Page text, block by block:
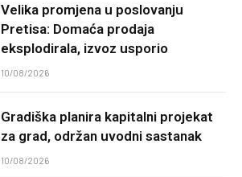
Velika promjena u poslovanju
Pretisa: Domaća prodaja
eksplodirala, izvoz usporio
10/08/2026
Gradiška planira kapitalni projekat
za grad, održan uvodni sastanak
10/08/2026